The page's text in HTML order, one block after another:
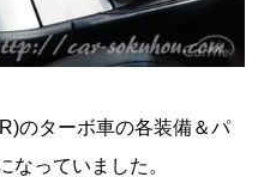
のターボ車の各装備＆パ
なっていました。